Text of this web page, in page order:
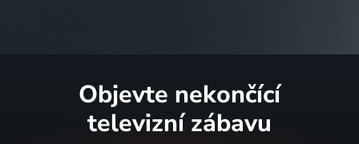
Objevte nekončící
televizní zábavu